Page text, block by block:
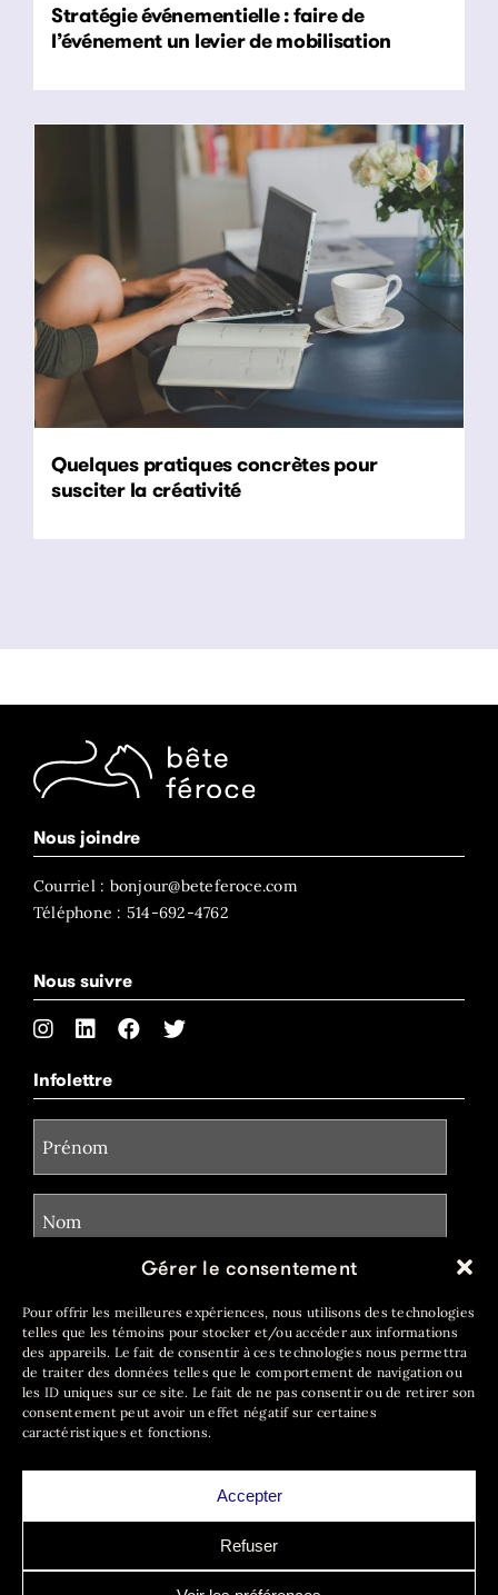
Gérer le consentement
Pour offrir les meilleures expériences, nous utilisons des technologies
telles que les témoins pour stocker et/ou accéder aux informations
des appareils. Le fait de consentir à ces technologies nous permettra
de traiter des données telles que le comportement de navigation ou
les ID uniques sur ce site. Le fait de ne pas consentir ou de retirer son
consentement peut avoir un effet négatif sur certaines
caractéristiques et fonctions.
Accepter
Refuser
Stratégie événementielle : faire de
l’événement un levier de mobilisation
Quelques pratiques concrètes pour
susciter la créativité
Nous joindre
Courriel : bonjour@beteferoce.com
Téléphone : 514-692-4762
Nous suivre
Infolettre
© bête féroce2026 · Tous droits réservés